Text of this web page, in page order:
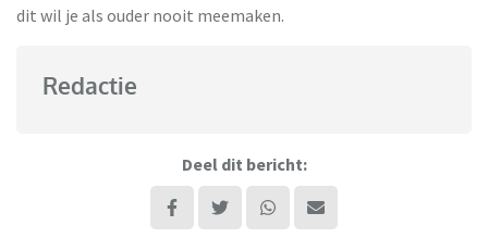
dit wil je als ouder nooit meemaken.
Redactie
Deel dit bericht: